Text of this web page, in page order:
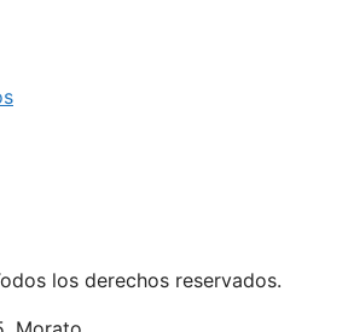
los derechos reservados.